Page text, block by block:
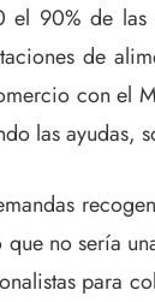
90% de las
de
con el
las ayudas,
que no sería
para